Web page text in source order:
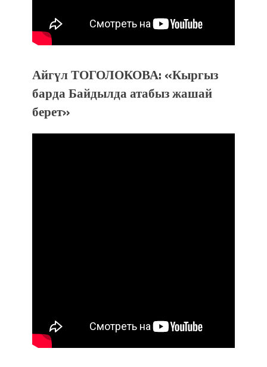
Айгүл ТОГОЛОКОВА: «Кыргыз
барда Байдылда атабыз жашай
берет»